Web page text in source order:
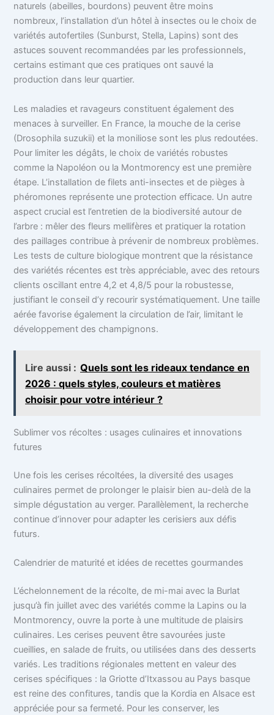
naturels (abeilles, bourdons) peuvent être moins
nombreux, l’installation d’un hôtel à insectes ou le choix de
variétés autofertiles (Sunburst, Stella, Lapins) sont des
astuces souvent recommandées par les professionnels,
certains estimant que ces pratiques ont sauvé la
production dans leur quartier.
Les maladies et ravageurs constituent également des
menaces à surveiller. En France, la mouche de la cerise
(Drosophila suzukii) et la moniliose sont les plus redoutées.
Pour limiter les dégâts, le choix de variétés robustes
comme la Napoléon ou la Montmorency est une première
étape. L’installation de filets anti-insectes et de pièges à
phéromones représente une protection efficace. Un autre
aspect crucial est l’entretien de la biodiversité autour de
l’arbre : mêler des fleurs mellifères et pratiquer la rotation
des paillages contribue à prévenir de nombreux problèmes.
Les tests de culture biologique montrent que la résistance
des variétés récentes est très appréciable, avec des retours
clients oscillant entre 4,2 et 4,8/5 pour la robustesse,
justifiant le conseil d’y recourir systématiquement. Une taille
aérée favorise également la circulation de l’air, limitant le
développement des champignons.
Lire aussi : Quels sont les rideaux tendance en
2026 : quels styles, couleurs et matières
choisir pour votre intérieur ?
Sublimer vos récoltes : usages culinaires et innovations
futures
Une fois les cerises récoltées, la diversité des usages
culinaires permet de prolonger le plaisir bien au-delà de la
simple dégustation au verger. Parallèlement, la recherche
continue d’innover pour adapter les cerisiers aux défis
futurs.
Calendrier de maturité et idées de recettes gourmandes
L’échelonnement de la récolte, de mi-mai avec la Burlat
jusqu’à fin juillet avec des variétés comme la Lapins ou la
Montmorency, ouvre la porte à une multitude de plaisirs
culinaires. Les cerises peuvent être savourées juste
cueillies, en salade de fruits, ou utilisées dans des desserts
variés. Les traditions régionales mettent en valeur des
cerises spécifiques : la Griotte d’Itxassou au Pays basque
est reine des confitures, tandis que la Kordia en Alsace est
appréciée pour sa fermeté. Pour les conserver, les